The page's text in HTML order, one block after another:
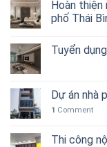
Hoàn
phố Thái
Tuyển
Dự án nhà
1 Comment
Thi công